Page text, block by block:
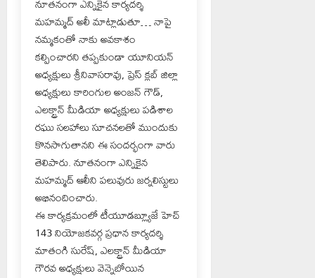
మహమ్మద్ అలీ మాట్లాడుతూ… నాపై
నమ్మకంతో నాకు అవకాశం
కల్పించారని తప్పకుండా యూనియన్
అధ్యక్షులు శ్రీనివాసరావు, ప్రెస్ క్లబ్ జిల్లా
అధ్యక్షులు కారింగుల అంజన్ గౌడ్,
ఎలక్ట్రాన్ మీడియా అధ్యక్షులు పడిశాల
రఘు సలహాలు సూచనలతో ముందుకు
కొనసాగుతానని ఈ సందర్భంగా వారు
తెలిపారు. నూతనంగా ఎన్నికైన
మహమ్మద్ ఆలీని పలువురు జర్నలిస్టులు
అభినందించారు.
ఈ కార్యక్రమంలో టీయూడబ్ల్యూజే హెచ్
143 నియోజకవర్గ ప్రధాన కార్యదర్శి
మాతంగి సురేష్, ఎలక్ట్రాన్ మీడియా
గౌరవ అధ్యక్షులు వెన్నెబోయిన